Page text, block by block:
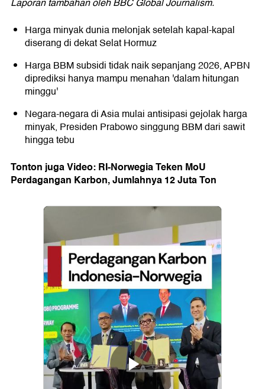
Harga minyak dunia melonjak setelah kapal-kapal
diserang di dekat Selat Hormuz
Harga BBM subsidi tidak naik sepanjang 2026, APBN
diprediksi hanya mampu menahan 'dalam hitungan
minggu'
Negara-negara di Asia mulai antisipasi gejolak harga
minyak, Presiden Prabowo singgung BBM dari sawit
hingga tebu
Tonton juga Video: RI-Norwegia Teken MoU
Perdagangan Karbon, Jumlahnya 12 Juta Ton